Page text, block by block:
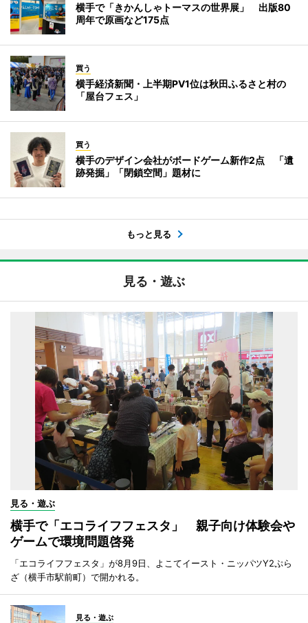
横手で「きかんしゃトーマスの世界展」 出版80
周年で原画など175点
買う
横手経済新聞・上半期PV1位は秋田ふるさと村の
「屋台フェス」
買う
横手のデザイン会社がボードゲーム新作2点 「遺
跡発掘」「閉鎖空間」題材に
もっと見る
見る・遊ぶ
見る・遊ぶ
横手で「エコライフフェスタ」 親子向け体験会や
ゲームで環境問題啓発
「エコライフフェスタ」が8月9日、よこてイースト・ニッパツY2ぷら
ざ（横手市駅前町）で開かれる。
見る・遊ぶ